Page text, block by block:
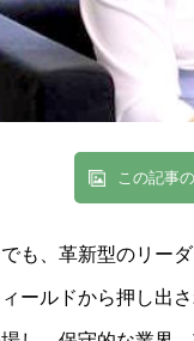
この記事
も、革新型のリー
ールドから押し出